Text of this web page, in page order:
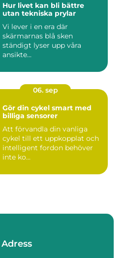
Hur livet kan bli bättre
utan tekniska prylar
Vi lever i en era där
skärmarnas blå sken
ständigt lyser upp våra
ansikte...
06. sep
Gör din cykel smart med
billiga sensorer
Att förvandla din vanliga
cykel till ett uppkopplat och
intelligent fordon behöver
inte ko...
Adress